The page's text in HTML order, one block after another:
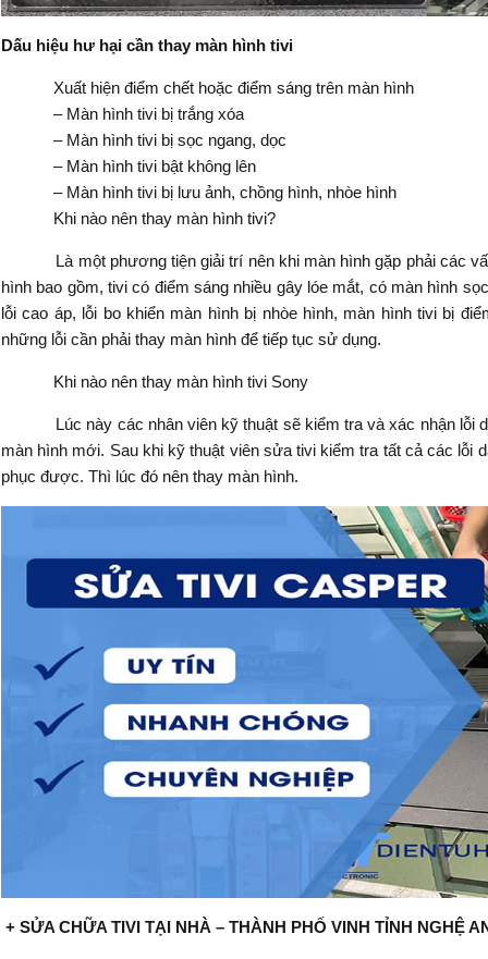
Dấu hiệu hư hại cần thay màn hình tivi
Xuất hiện điểm chết hoặc điểm sáng trên màn hình
– Màn hình tivi bị trắng xóa
– Màn hình tivi bị sọc ngang, dọc
– Màn hình tivi bật không lên
– Màn hình tivi bị lưu ảnh, chồng hình, nhòe hình
Khi nào nên thay màn hình tivi?
Là một phương tiện giải trí nên khi màn hình gặp phải các vấn
hình bao gồm, tivi có điểm sáng nhiều gây lóe mắt, có màn hình
lỗi cao áp, lỗi bo khiển màn hình bị nhòe hình, màn hình tivi bị
những lỗi cần phải thay màn hình để tiếp tục sử dụng.
Khi nào nên thay màn hình tivi Sony
Lúc này các nhân viên kỹ thuật sẽ kiểm tra và xác nhận lỗi
màn hình mới. Sau khi kỹ thuật viên sửa tivi kiểm tra tất cả các
phục được. Thì lúc đó nên thay màn hình.
+ SỬA CHỮA TIVI TẠI NHÀ – THÀNH PHỐ VINH TỈNH NGHỆ